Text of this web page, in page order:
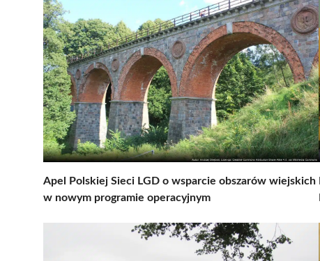
Apel Polskiej Sieci LGD o wsparcie obszarów wiejskich
w nowym programie operacyjnym